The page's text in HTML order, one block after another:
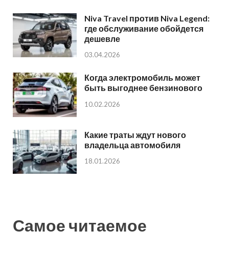
Niva Travel против Niva Legend:
где обслуживание обойдется
дешевле
03.04.2026
Когда электромобиль может
быть выгоднее бензинового
10.02.2026
Какие траты ждут нового
владельца автомобиля
18.01.2026
Самое читаемое